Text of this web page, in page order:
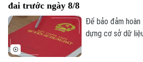
đai trước ngày 8/8
Để bảo đảm
dựng cơ sở dữ